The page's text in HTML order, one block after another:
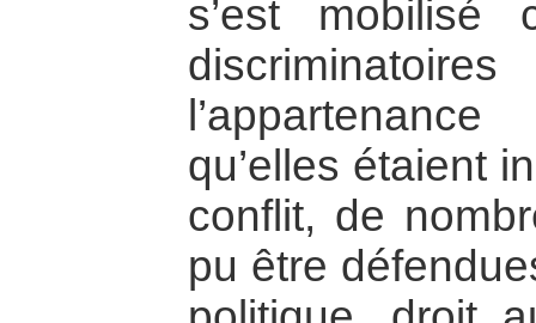
s’est mobilisé
qu’elles étaient
conflit, de
pu être